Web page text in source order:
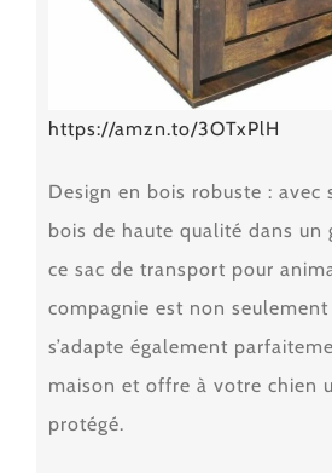
https://amzn.to/3OTxPlH
Design en bois robuste : avec
bois de haute qualité dans un
ce sac de transport pour
compagnie est non
s’adapte également
maison et offre à votre chien
protégé.